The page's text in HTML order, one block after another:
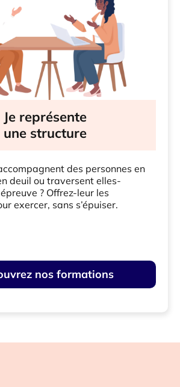
Je représente
une structure
des personnes en
deuil ou traversent elles-
? Offrez-leur les
exercer, sans s’épuiser.
nos formations